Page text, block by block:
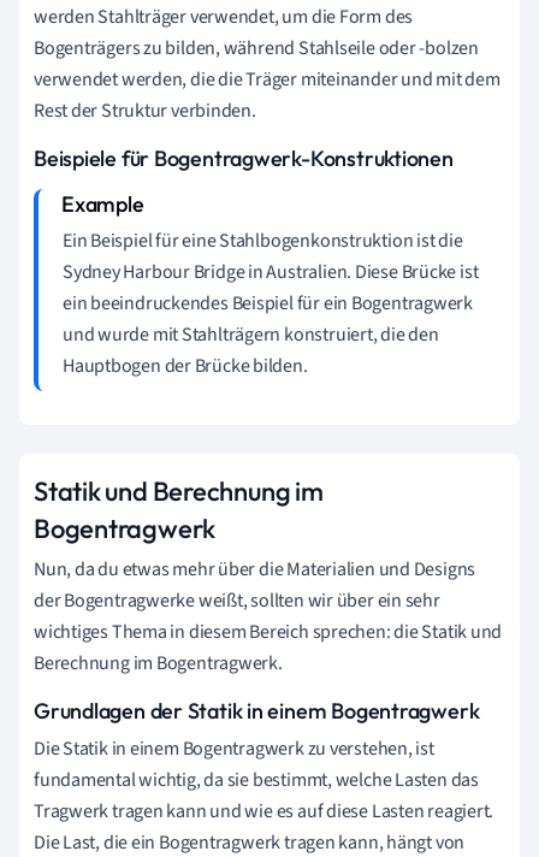
werden Stahlträger verwendet, um die Form des
Bogenträgers zu bilden, während Stahlseile oder -bolzen
verwendet werden, die die Träger miteinander und mit dem
Rest der Struktur verbinden.
Beispiele für Bogentragwerk-Konstruktionen
Ein Beispiel für eine Stahlbogenkonstruktion ist die
Sydney Harbour Bridge in Australien. Diese Brücke ist
ein beeindruckendes Beispiel für ein Bogentragwerk
und wurde mit Stahlträgern konstruiert, die den
Hauptbogen der Brücke bilden.
Statik und Berechnung im
Bogentragwerk
Nun, da du etwas mehr über die Materialien und Designs
der Bogentragwerke weißt, sollten wir über ein sehr
wichtiges Thema in diesem Bereich sprechen: die Statik und
Berechnung im Bogentragwerk.
Grundlagen der Statik in einem Bogentragwerk
Die Statik in einem Bogentragwerk zu verstehen, ist
fundamental wichtig, da sie bestimmt, welche Lasten das
Tragwerk tragen kann und wie es auf diese Lasten reagiert.
Die Last, die ein Bogentragwerk tragen kann, hängt von